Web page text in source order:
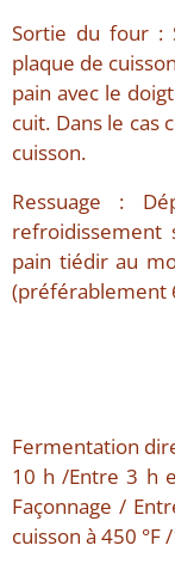
Sortie du four :
plaque de
pain avec le
cuit. Dans le cas
cuisson.
Ressuage :
refroidissement
pain tiédir au
(préférablement
Fermentation
10 h /Entre 3 h
Façonnage /
cuisson à 450